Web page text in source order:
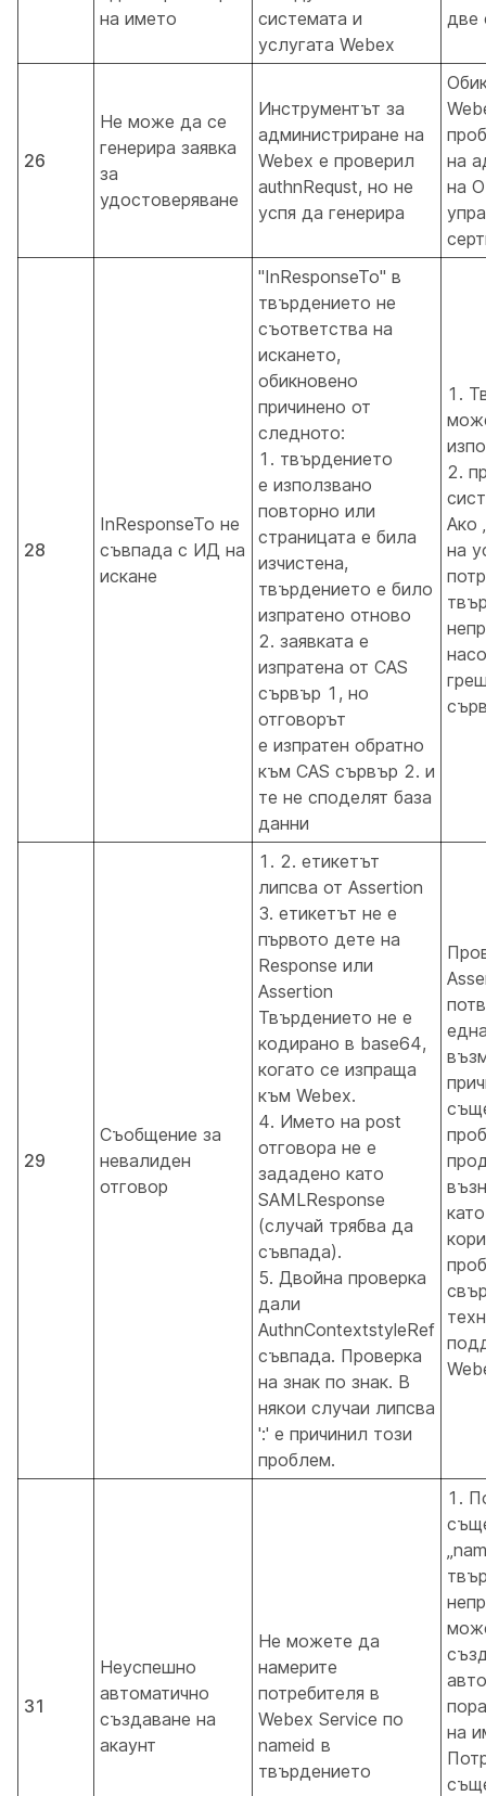
на името
системата и
услугата Webex
две
26
Не може да се
генерира заявка
за
удостоверяване
Инструментът за
администриране на
Webex е проверил
authnRequst, но не
успя да генерира
на
на
28
InResponseTo не
съвпада с ИД на
искане
"InResponseTo" в
твърдението не
съответства на
искането,
обикновено
причинено от
следното:
1. твърдението
е използвано
повторно или
страницата е била
изчистена,
твърдението е било
изпратено отново
2. заявката е
изпратена от CAS
сървър 1, но
отговорът
е изпратен обратно
към CAS сървър 2. и
те не споделят база
данни
1.
2.
Ако
на
29
Съобщение за
невалиден
отговор
1. 2. етикетът
липсва от Assertion
3. етикетът не е
първото дете на
Response или
Assertion
Твърдението не е
кодирано в base64,
когато се изпраща
към Webex.
4. Името на post
отговора не е
зададено като
SAMLResponse
(случай трябва да
съвпада).
5. Двойна проверка
дали
AuthnContextstyleRef
съвпада. Проверка
на знак по знак. В
някои случаи липсва
':' е причинил този
проблем.
31
Неуспешно
автоматично
създаване на
акаунт
Не можете да
намерите
потребителя в
Webex Service по
nameid в
твърдението
1.
на